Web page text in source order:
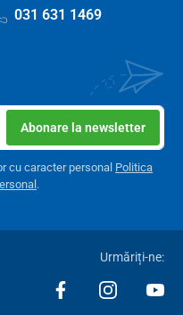
031 631 1469
Abonare la newsletter
cu caracter personal Politica
.
Urmăriți-ne: